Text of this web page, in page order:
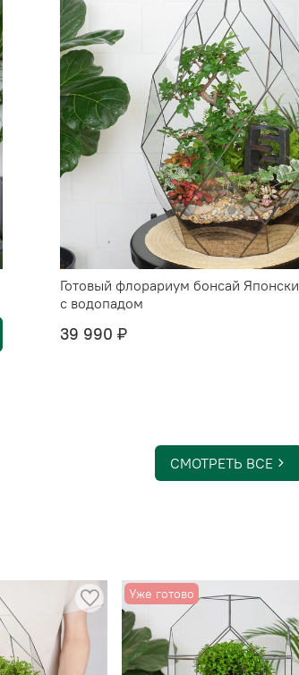
Готовый флорариум бонсай
с водопадом
39 990 ₽
СМОТРЕТЬ ВСЕ
Уже готово